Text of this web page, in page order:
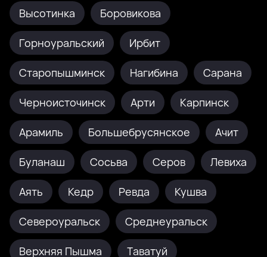
Высотинка Боровикова
Горноуральский Ирбит
Старопышминск Нагибина Сарана
Черноисточинск Арти Карпинск
Арамиль Большебрусянское Ачит
Буланаш Сосьва Серов Левиха
Аять Кедр Ревда Кушва
Североуральск Среднеуральск
Верхняя Пышма Таватуй